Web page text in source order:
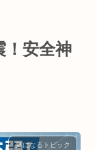
！安全神
気になるトピック